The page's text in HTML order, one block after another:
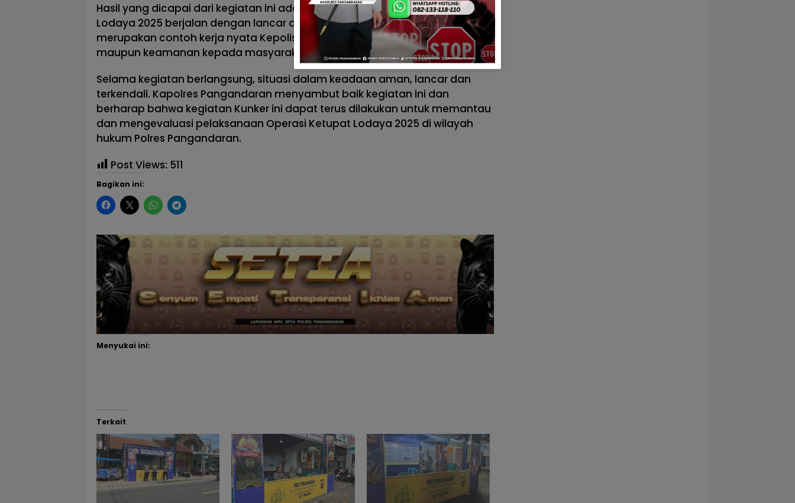
Hasil yang dicapai dari kegiatan ini adalah pelaksanaan Operasi Ketupat
Lodaya 2025 berjalan dengan lancar dan aman. Kegiatan ini juga
merupakan contoh kerja nyata Kepolisian untuk memberikan pelayanan
maupun keamanan kepada masyarakat.
Selama kegiatan berlangsung, situasi dalam keadaan aman, lancar dan
terkendali. Kapolres Pangandaran menyambut baik kegiatan ini dan
berharap bahwa kegiatan Kunker ini dapat terus dilakukan untuk memantau
dan mengevaluasi pelaksanaan Operasi Ketupat Lodaya 2025 di wilayah
hukum Polres Pangandaran.
Post Views: 511
Bagikan ini:
Menyukai ini:
Terkait